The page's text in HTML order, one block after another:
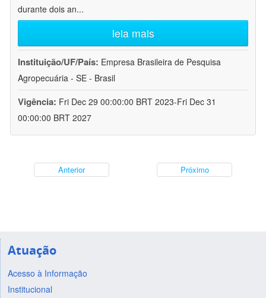
durante dois an...
leia mais
Instituição/UF/País: Empresa Brasileira de Pesquisa
Agropecuária - SE - Brasil
Vigência: Fri Dec 29 00:00:00 BRT 2023-Fri Dec 31
00:00:00 BRT 2027
Anterior Próximo
Atuação
Acesso à Informação
Institucional